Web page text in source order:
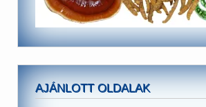
AJÁNLOTT OLDALAK